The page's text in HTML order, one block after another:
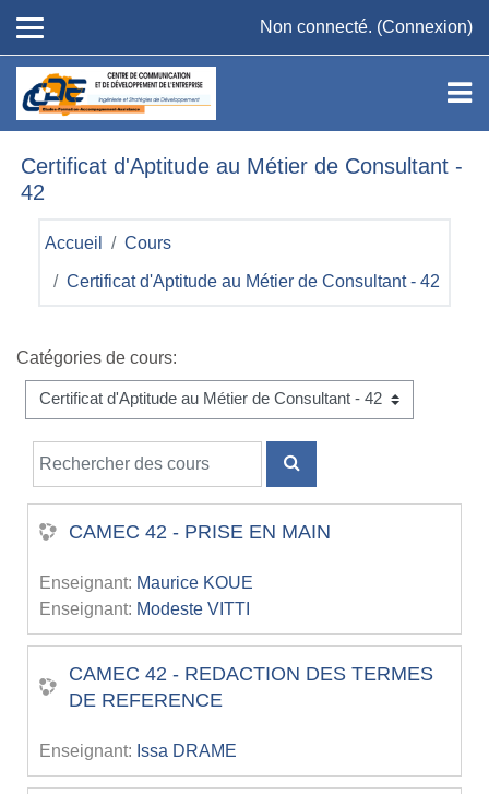
Non connecté. (Connexion)
Certificat d'Aptitude au Métier de Consultant -
42
Accueil Cours
Certificat d'Aptitude au Métier de Consultant - 42
Catégories de cours:
Rechercher des cours
RECHERCHER DES
CAMEC 42 - PRISE EN MAIN
Enseignant: Maurice KOUE
Enseignant: Modeste VITTI
CAMEC 42 - REDACTION DES TERMES
DE REFERENCE
Enseignant: Issa DRAME